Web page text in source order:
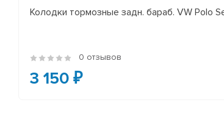
Колодки тормозные задн. бараб. VW Polo
0 отзывов
3 150 ₽